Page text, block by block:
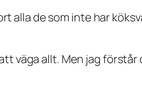
alla de som inte har
väga allt. Men jag förstår